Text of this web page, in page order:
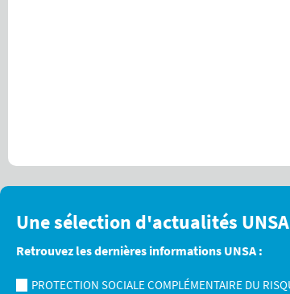
Une sélection d'actualités
Retrouvez les dernières informations UNSA :
PROTECTION SOCIALE COMPLÉMENTAIRE DU